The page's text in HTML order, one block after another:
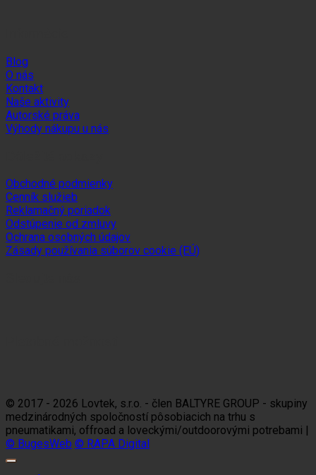
Blog
O nás
Kontakt
Naše aktivity
Autorské práva
Výhody nákupu u nás
Obchodné podmienky
Cenník služieb
Reklamačný poriadok
Odstúpenie od zmluvy
Ochrana osobných údajov
Zásady používania súborov cookie (EÚ)
© 2017 - 2026 Lovtek, s.r.o. - člen BALTYRE GROUP - skupiny
medzinárodných spoločností pôsobiacich na trhu s
pneumatikami, offroad a loveckými/outdoorovými potrebami |
© BugesWeb © RAPA Digital